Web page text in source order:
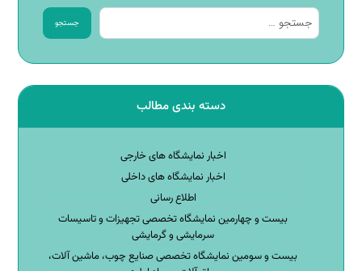
جستجو
دسته بندی مطالب
اخبار نمایشگاه های خارجی
اخبار نمایشگاه های داخلی
اطلاع رسانی
بیست و چهارمین نمایشگاه تخصصی تجهیزات و تاسیسات
سرمایشی و گرمایشی
بیست و سومین نمایشگاه تخصصی صنایع چوب، ماشین آلات،